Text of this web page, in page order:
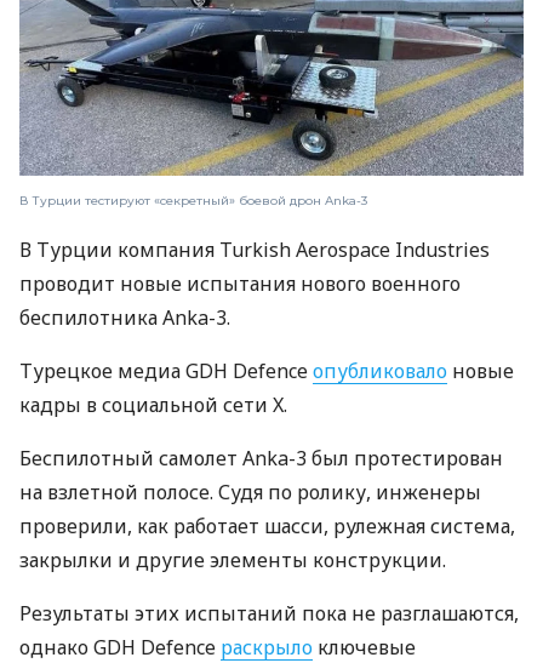
В Турции тестируют «секретный» боевой дрон Anka-3
В Турции компания Turkish Aerospace Industries
проводит новые испытания нового военного
беспилотника Anka-3.
Турецкое медиа GDH Defenceопубликовало новые
кадры в социальной сети X.
Беспилотный самолет Anka-3 был протестирован
на взлетной полосе. Судя по ролику, инженеры
проверили, как работает шасси, рулежная система,
закрылки и другие элементы конструкции.
Результаты этих испытаний пока не разглашаются,
однако GDH Defence раскрыло ключевые